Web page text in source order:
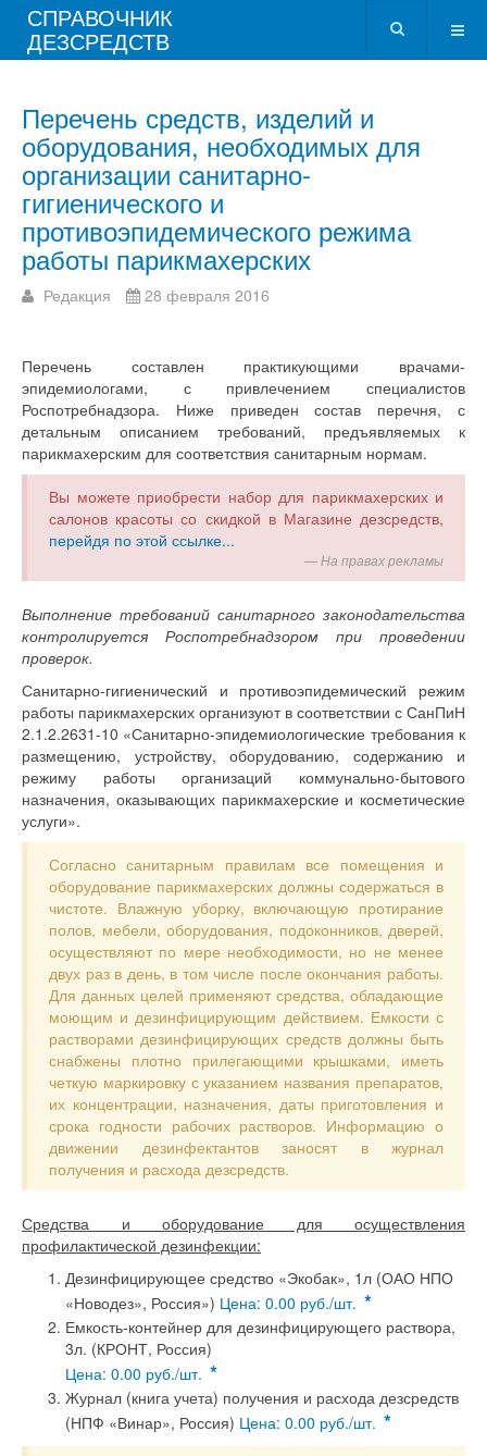
СПРАВОЧНИК
ДЕЗСРЕДСТВ
Перечень средств, изделий и
оборудования, необходимых для
организации санитарно-
гигиенического и
противоэпидемического режима
работы парикмахерских
Редакция 28 февраля 2016
Перечень составлен практикующими врачами-
эпидемиологами, с привлечением специалистов
Роспотребнадзора. Ниже приведен состав перечня, с
детальным описанием требований, предъявляемых к
парикмахерским для соответствия санитарным нормам.
Вы можете приобрести набор для парикмахерских и
салонов красоты со скидкой в Магазине дезсредств,
перейдя по этой ссылке...
На правах рекламы
Выполнение требований санитарного законодательства
контролируется Роспотребнадзором при проведении
проверок.
Санитарно-гигиенический и противоэпидемический режим
работы парикмахерских организуют в соответствии с СанПиН
2.1.2.2631-10 «Санитарно-эпидемиологические требования к
размещению, устройству, оборудованию, содержанию и
режиму работы организаций коммунально-бытового
назначения, оказывающих парикмахерские и косметические
услуги».
Согласно санитарным правилам все помещения и
оборудование парикмахерских должны содержаться в
чистоте. Влажную уборку, включающую протирание
полов, мебели, оборудования, подоконников, дверей,
осуществляют по мере необходимости, но не менее
двух раз в день, в том числе после окончания работы.
Для данных целей применяют средства, обладающие
моющим и дезинфицирующим действием. Емкости с
растворами дезинфицирующих средств должны быть
снабжены плотно прилегающими крышками, иметь
четкую маркировку с указанием названия препаратов,
их концентрации, назначения, даты приготовления и
срока годности рабочих растворов. Информацию о
движении дезинфектантов заносят в журнал
получения и расхода дезсредств.
Средства и оборудование для осуществления
профилактической дезинфекции:
Дезинфицирующее средство «Экобак», 1л (ОАО НПО
«Новодез», Россия») Цена: 0.00 руб./шт. *
Емкость-контейнер для дезинфицирующего раствора,
3л. (КРОНТ, Россия)
Цена: 0.00 руб./шт. *
Журнал (книга учета) получения и расхода дезсредств
(НПФ «Винар», Россия) Цена: 0.00 руб./шт. *